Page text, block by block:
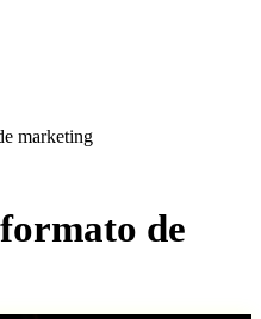
marketing
de